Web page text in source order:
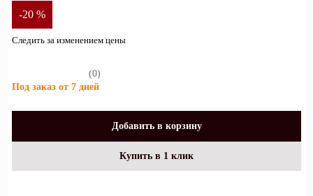
Дизайнерам и архитекторам
Обратный звонок
-20 %
Следить за изменением цены
(0)
Под заказ от 7 дней
Добавить в корзину
Купить в 1 клик